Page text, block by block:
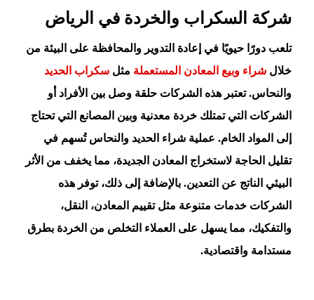
شركة السكراب والخردة في الرياض
تلعب دورًا حيويًا في إعادة التدوير والمحافظة على البيئة من
خلالشراء وبيع المعادن المستعملة مثلسكراب الحديد
والنحاس. تعتبر هذه الشركات حلقة وصل بين الأفراد أو
الشركات التي تمتلك خردة معدنية وبين المصانع التي تحتاج
إلى المواد الخام. عملية شراء الحديد والنحاس تُسهم في
تقليل الحاجة لاستخراج المعادن الجديدة، مما يخفف من الأثر
البيئي الناتج عن التعدين. بالإضافة إلى ذلك، توفر هذه
الشركات خدمات متنوعة مثل تقييم المعادن، النقل،
والتفكيك، مما يسهل على العملاء التخلص من الخردة بطرق
مستدامة واقتصادية.